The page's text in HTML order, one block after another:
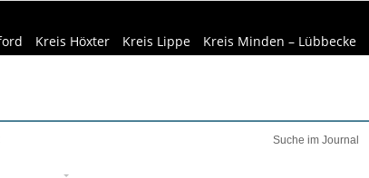
Kreis Höxter Kreis Lippe Kreis Minden – Lübbecke